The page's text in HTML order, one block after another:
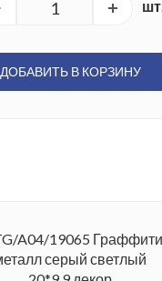
шт.
ДОБАВИТЬ В КОРЗИНУ